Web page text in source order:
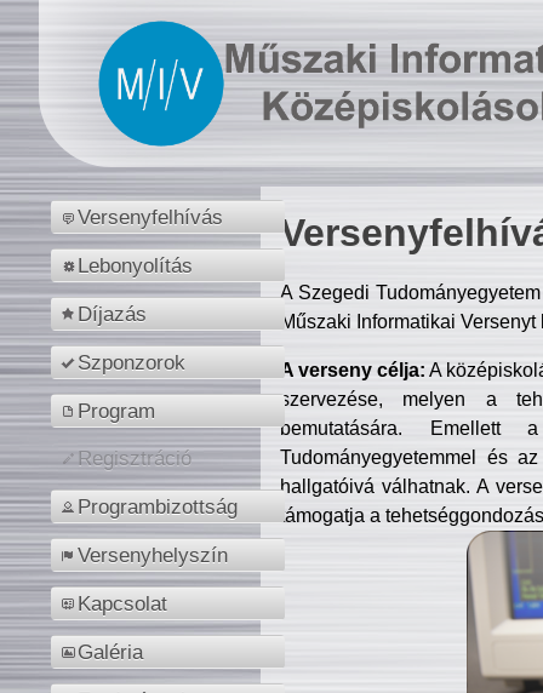
Versenyfelhívás
Lebonyolítás
Díjazás
Szponzorok
Program
Regisztráció
Programbizottság
Versenyhelyszín
Kapcsolat
Galéria
A Szegedi
Műszaki Informatikai
A verseny célja: A
szervezése, melyen a
bemutatására. Emellett
Tudományegyetemmel és
hallgatóivá válhatnak. A
támogatja a